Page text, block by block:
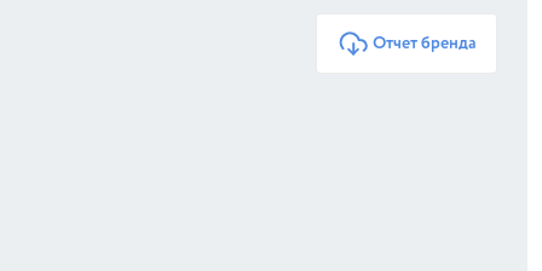
Отчет бренда